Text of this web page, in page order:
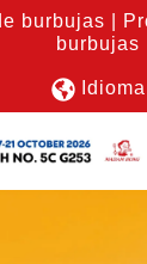
burbujas |
burbujas
Idioma